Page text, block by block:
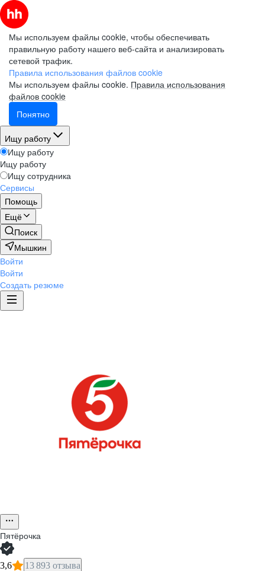
Мы используем файлы cookie, чтобы обеспечивать
правильную работу нашего веб-сайта и анализировать
сетевой трафик.
Правила использования файлов cookie
Мы используем файлы cookie. Правила использования
файлов cookie
Понятно
Ищу работу
Ищу работу
Ищу работу
Ищу сотрудника
Сервисы
Помощь
Ещё
Поиск
Мышкин
Войти
Войти
Создать резюме
Пятёрочка
3,6 13 893 отзыва